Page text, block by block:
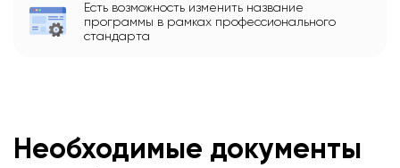
Есть возможность изменить название
программы в рамках профессионального
стандарта
Необходимые документы